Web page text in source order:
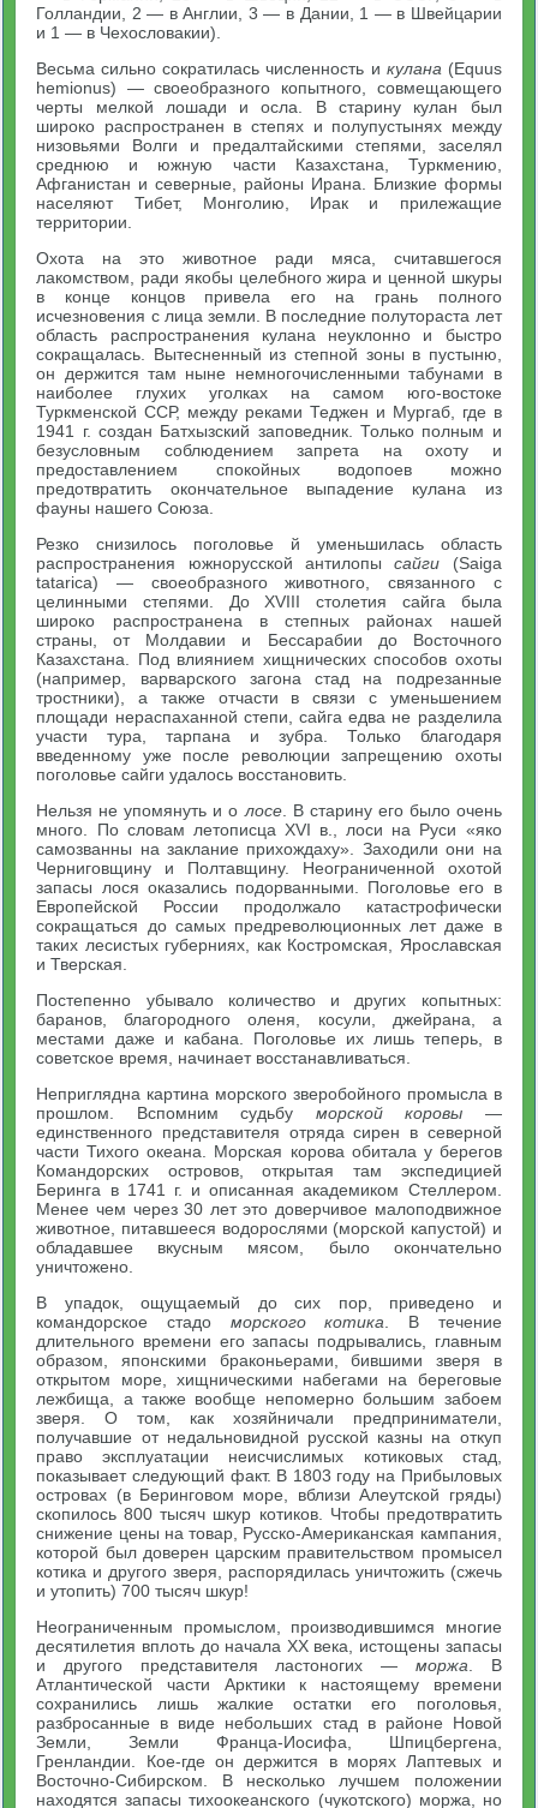
Голландии, 2 — в Англии, 3 — в Дании, 1 — в Швейцарии
и 1 — в Чехословакии).
Весьма сильно сократилась численность и кулана (Equus
hemionus) — своеобразного копытного, совмещающего
черты мелкой лошади и осла. В старину кулан был
широко распространен в степях и полупустынях между
низовьями Волги и предалтайскими степями, заселял
среднюю и южную части Казахстана, Туркмению,
Афганистан и северные, районы Ирана. Близкие формы
населяют Тибет, Монголию, Ирак и прилежащие
территории.
Охота на это животное ради мяса, считавшегося
лакомством, ради якобы целебного жира и ценной шкуры
в конце концов привела его на грань полного
исчезновения с лица земли. В последние полутораста лет
область распространения кулана неуклонно и быстро
сокращалась. Вытесненный из степной зоны в пустыню,
он держится там ныне немногочисленными табунами в
наиболее глухих уголках на самом юго-востоке
Туркменской ССР, между реками Теджен и Мургаб, где в
1941 г. создан Батхызский заповедник. Только полным и
безусловным соблюдением запрета на охоту и
предоставлением спокойных водопоев можно
предотвратить окончательное выпадение кулана из
фауны нашего Союза.
Резко снизилось поголовье й уменьшилась область
распространения южнорусской антилопысайги (Saiga
tatarica) — своеобразного животного, связанного с
целинными степями. До XVIII столетия сайга была
широко распространена в степных районах нашей
страны, от Молдавии и Бессарабии до Восточного
Казахстана. Под влиянием хищнических способов охоты
(например, варварского загона стад на подрезанные
тростники), а также отчасти в связи с уменьшением
площади нераспаханной степи, сайга едва не разделила
участи тура, тарпана и зубра. Только благодаря
введенному уже после революции запрещению охоты
поголовье сайги удалось восстановить.
Нельзя не упомянуть и о лосе. В старину его было очень
много. По словам летописца XVI в., лоси на Руси «яко
самозванны на заклание прихождаху». Заходили они на
Черниговщину и Полтавщину. Неограниченной охотой
запасы лося оказались подорванными. Поголовье его в
Европейской России продолжало катастрофически
сокращаться до самых предреволюционных лет даже в
таких лесистых губерниях, как Костромская, Ярославская
и Тверская.
Постепенно убывало количество и других копытных:
баранов, благородного оленя, косули, джейрана, а
местами даже и кабана. Поголовье их лишь теперь, в
советское время, начинает восстанавливаться.
Неприглядна картина морского зверобойного промысла в
прошлом. Вспомним судьбу морской коровы —
единственного представителя отряда сирен в северной
части Тихого океана. Морская корова обитала у берегов
Командорских островов, открытая там экспедицией
Беринга в 1741 г. и описанная академиком Стеллером.
Менее чем через 30 лет это доверчивое малоподвижное
животное, питавшееся водорослями (морской капустой) и
обладавшее вкусным мясом, было окончательно
уничтожено.
В упадок, ощущаемый до сих пор, приведено и
командорское стадо морского котика . В течение
длительного времени его запасы подрывались, главным
образом, японскими браконьерами, бившими зверя в
открытом море, хищническими набегами на береговые
лежбища, а также вообще непомерно большим забоем
зверя. О том, как хозяйничали предприниматели,
получавшие от недальновидной русской казны на откуп
право эксплуатации неисчислимых котиковых стад,
показывает следующий факт. В 1803 году на Прибыловых
островах (в Беринговом море, вблизи Алеутской гряды)
скопилось 800 тысяч шкур котиков. Чтобы предотвратить
снижение цены на товар, Русско-Американская кампания,
которой был доверен царским правительством промысел
котика и другого зверя, распорядилась уничтожить (сжечь
и утопить) 700 тысяч шкур!
Неограниченным промыслом, производившимся многие
десятилетия вплоть до начала XX века, истощены запасы
и другого представителя ластоногих — моржа . В
Атлантической части Арктики к настоящему времени
сохранились лишь жалкие остатки его поголовья,
разбросанные в виде небольших стад в районе Новой
Земли, Земли Франца-Иосифа, Шпицбергена,
Гренландии. Кое-где он держится в морях Лаптевых и
Восточно-Сибирском. В несколько лучшем положении
находятся запасы тихоокеанского (чукотского) моржа, но